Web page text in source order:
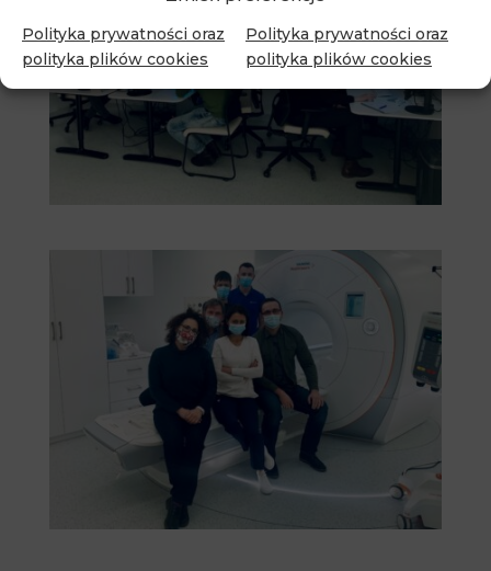
Polityka prywatności oraz
polityka plików cookies
Polityka prywatności oraz
polityka plików cookies